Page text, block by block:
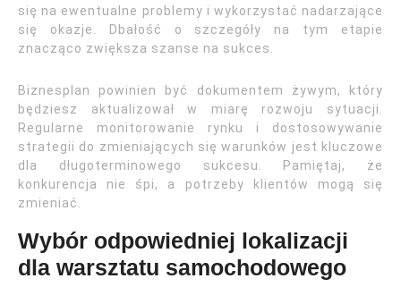
się na ewentualne problemy i wykorzystać nadarzające
się okazje. Dbałość o szczegóły na tym etapie
znacząco zwiększa szanse na sukces.
Biznesplan powinien być dokumentem żywym, który
będziesz aktualizował w miarę rozwoju sytuacji.
Regularne monitorowanie rynku i dostosowywanie
strategii do zmieniających się warunków jest kluczowe
dla długoterminowego sukcesu. Pamiętaj, że
konkurencja nie śpi, a potrzeby klientów mogą się
zmieniać.
Wybór odpowiedniej lokalizacji
dla warsztatu samochodowego